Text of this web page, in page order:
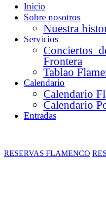
Inicio
Sobre nosotros
Nuestra
Servicios
Conciertos
Frontera
Tablao
Calendario
Calendario
Calendario
Entradas
RESERVAS FLAMENCO